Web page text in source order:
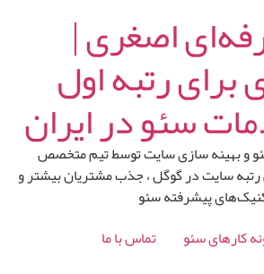
اصغری |
برای رتبه اول
سئو در ایران
و بهینه سازی سایت توسط تیم متخصص
سایت در گوگل ، جذب مشتریان بیشتر و
پیشرفته سئو
کارهای سئو تماس با ما